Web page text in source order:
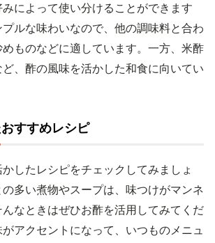
によって使い分けることができます
ルな味わいなので、他の調味料と合わ
ものなどに適しています。一方、米酢
、酢の風味を活かした和食に向いてい
すすめレシピ
したレシピをチェックしてみましょ
多い煮物やスープは、味つけがマンネ
なときはぜひお酢を活用してみてくだ
アクセントになって、いつものメニュ